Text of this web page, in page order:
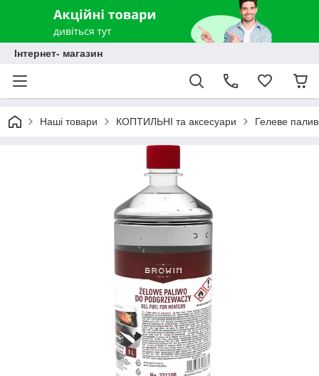
Інтернет- магазин
Наші товари КОПТИЛЬНІ та аксесуари Гелеве